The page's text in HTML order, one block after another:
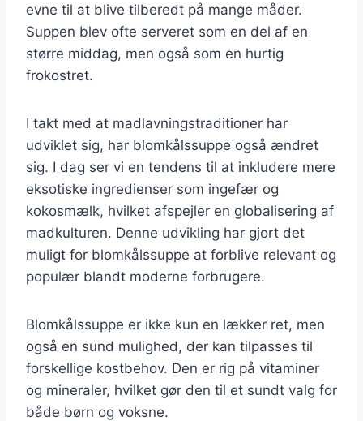
evne til at blive tilberedt på mange måder.
Suppen blev ofte serveret som en del af en
større middag, men også som en hurtig
frokostret.
I takt med at madlavningstraditioner har
udviklet sig, har blomkålssuppe også ændret
sig. I dag ser vi en tendens til at inkludere mere
eksotiske ingredienser som ingefær og
kokosmælk, hvilket afspejler en globalisering af
madkulturen. Denne udvikling har gjort det
muligt for blomkålssuppe at forblive relevant og
populær blandt moderne forbrugere.
Blomkålssuppe er ikke kun en lækker ret, men
også en sund mulighed, der kan tilpasses til
forskellige kostbehov. Den er rig på vitaminer
og mineraler, hvilket gør den til et sundt valg for
både børn og voksne.